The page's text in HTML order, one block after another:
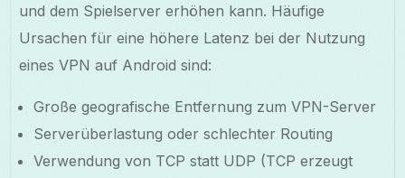
und dem Spielserver erhöhen kann. Häufige
Ursachen für eine höhere Latenz bei der Nutzung
eines VPN auf Android sind:
Große geografische Entfernung zum VPN-Server
Serverüberlastung oder schlechter Routing
Verwendung von TCP statt UDP (TCP erzeugt